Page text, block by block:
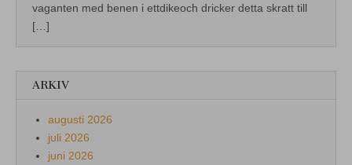
vaganten med benen i ettdikeoch dricker detta skratt till
[…]
ARKIV
augusti 2026
juli 2026
juni 2026